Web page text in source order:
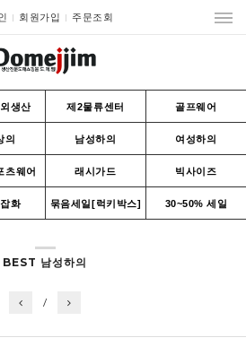
회원가입 주문조회
생산 제2물류센터 골프웨어
의 남성하의 여성하의
츠웨어 래시가드 빅사이즈
화 묶음세일[럭키박스] 30~50% 세일
BEST 남성하의
/